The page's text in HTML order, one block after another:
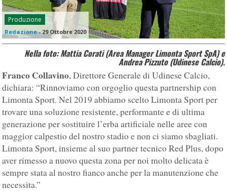
Produzione
Redazione- 29 Ottobre 2020
Nella foto: Mattia Corati (Area Manager Limonta Sport SpA) e
Andrea Pizzuto (Udinese Calcio).
Franco Collavino, Direttore Generale di Udinese Calcio,
dichiara: “Rinnoviamo con orgoglio questa partnership con
Limonta Sport. Nel 2019 abbiamo scelto Limonta Sport per
trovare una soluzione resistente, performante e di ultima
generazione per sostituire l’erba artificiale nelle aree con
maggior calpestio del nostro stadio e non ci siamo sbagliati.
Limonta Sport, insieme al suo partner tecnico Red Plus, dopo
aver rimesso a nuovo questa zona per noi molto delicata è
sempre stata al nostro fianco anche per la manutenzione che
necessita.”